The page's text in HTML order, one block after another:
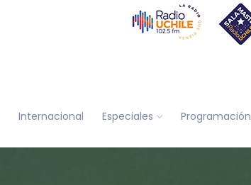
Internacional Especiales Programación